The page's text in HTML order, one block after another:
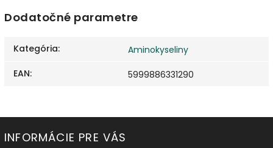
Dodatočné parametre
Kategória:
Aminokyseliny
EAN: 5999886331290
INFORMÁCIE PRE VÁS